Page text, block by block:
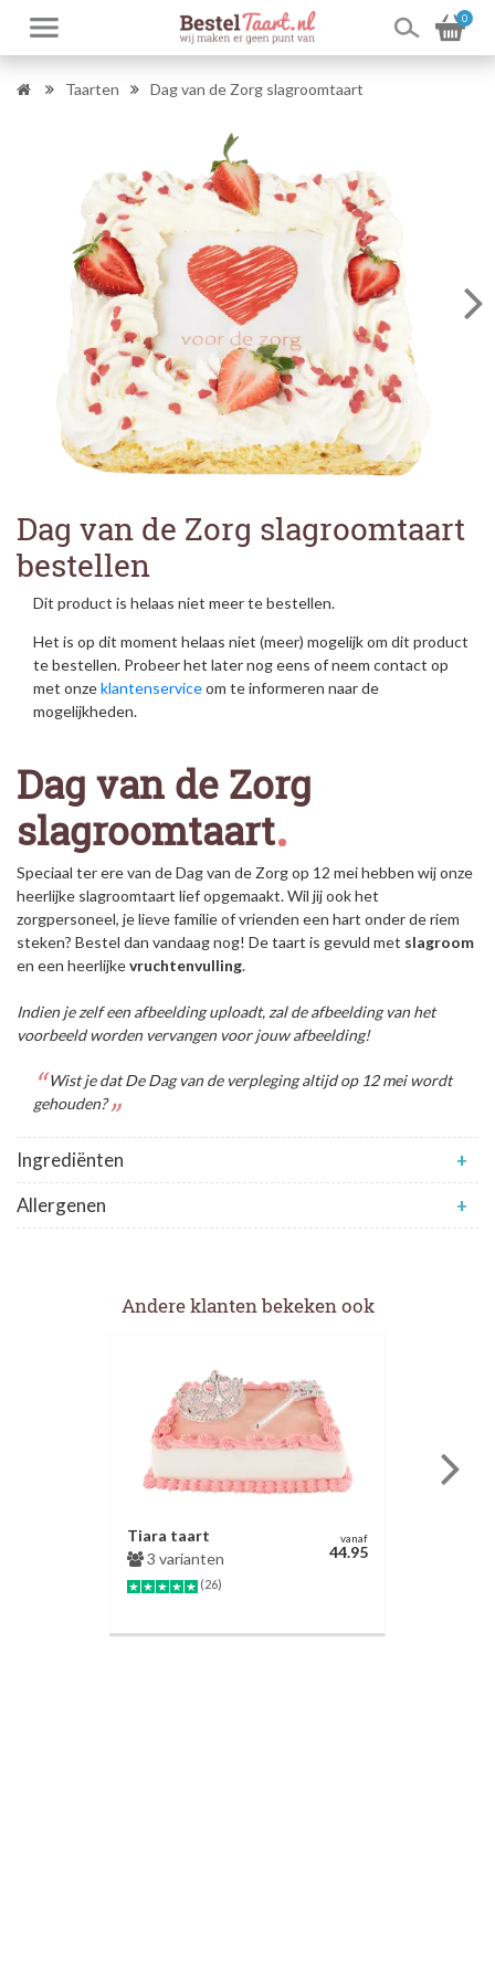
0
Taarten Dag van de Zorg slagroomtaart
Dag van de Zorg slagroomtaart
bestellen
Dit product is helaas niet meer te bestellen.
Het is op dit moment helaas niet (meer) mogelijk om dit product
te bestellen. Probeer het later nog eens of neem contact op
met onzeklantenserviceom te informeren naar de
mogelijkheden.
Dag van de Zorg
slagroomtaart
Speciaal ter ere van de Dag van de Zorg op 12 mei hebben wij onze
heerlijke slagroomtaart lief opgemaakt. Wil jij ook het
zorgpersoneel, je lieve familie of vrienden een hart onder de riem
steken? Bestel dan vandaag nog! De taart is gevuld met slagroom
en een heerlijkevruchtenvulling.
Indien je zelf een afbeelding uploadt, zal de afbeelding van het
voorbeeld worden vervangen voor jouw afbeelding!
Ingrediënten
+
Allergenen
+
Wist je dat De Dag van de verpleging altijd op 12 mei wordt
gehouden?
Andere klanten bekeken ook
Tiara taart
3 varianten
(26)
vanaf
44.95